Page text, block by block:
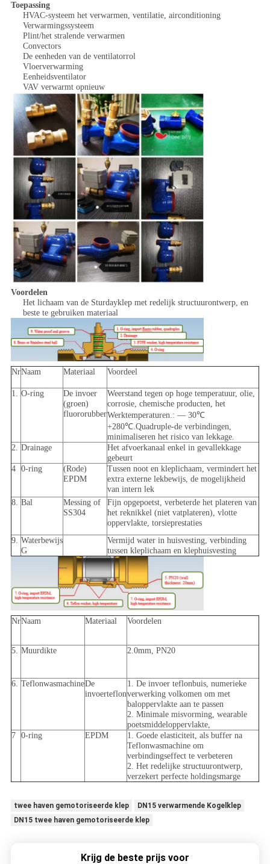
Toepassing
HVAC-systeem het verwarmen, ventilatie, airconditioning
Verwarmingssysteem
Plint/het stralende verwarmen
Convectors
De eenheden van de ventilatorrol
Vloerverwarming
Eenheidsventilator
VAV verwarmt opnieuw
Voordelen
Het lichaam van de Sturdayklep met redelijk structuurontwerp, en
beste te gebruiken materiaal
NrNaam Materiaal Voordeel
1. O-ring
De invoer
(groen)
fluororubber
Weerstand tegen op hoge temperatuur, olie,
corrosie, chemische producten, het
Werktemperaturen.: — 30℃
+280℃.Quadruple-de verbindingen,
minimaliseren het risico van lekkage.
2.
Drainage
Het afvoerkanaal enkel in gevallekkage
gebeurt
4
0-ring
(Rode)
EPDM
Tussen noot en kleplichaam, vermindert het
extra externe lekbewijs, de mogelijkheid
van intern lek
8. Bal
Messing of
SS304
Fijn opgepoetst, verbeterde het plateren van
het reknikkel (niet vatplateren), vlotte
oppervlakte, torsieprestaties
9. Waterbewijs
G
Vermijd water in huisvesting, verbinding
tussen kleplichaam en klephuisvesting
NrNaam Materiaal Voordelen
5. Muurdikte 2.0mm, PN20
6. TeflonwasmachineDe
invoerteflon
1. De invoer teflonbuis, numerieke
verwerking volkomen om met
baloppervlakte aan te passen
2. Minimale misvorming, wearable
poetsmiddeloppervlakte,
7
0-ring EPDM
1. Goede elasticiteit, als buffer na
Teflonwasmachine om
verbindingseffect te verbeteren
2. Het redelijke structuurontwerp,
verzekert perfecte holdingsmarge
twee haven gemotoriseerde klep
DN15 verwarmende Kogelklep
DN15 twee haven gemotoriseerde klep
Krijg de beste prijs voor